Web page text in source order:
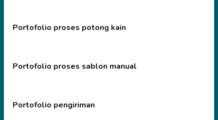
Portofolio proses potong kain
Portofolio proses sablon manual
Portofolio pengiriman